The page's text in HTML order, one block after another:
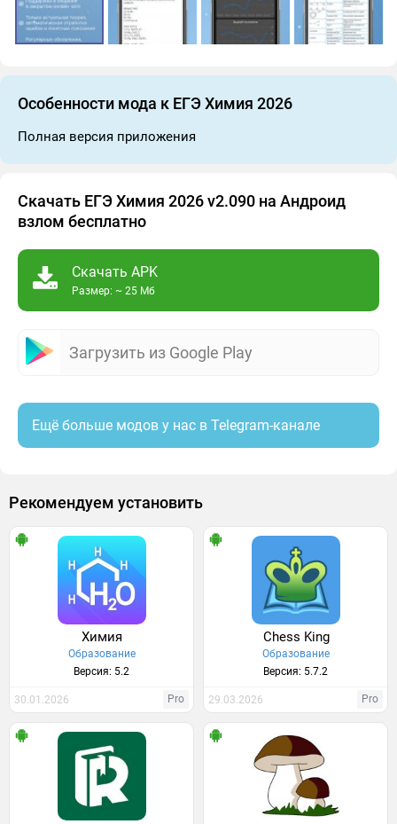
Особенности мода к ЕГЭ Химия 2026
Полная версия приложения
Скачать ЕГЭ Химия 2026 v2.090 на Андроид
взлом бесплатно
Скачать APK
Размер: ~ 25 Мб
Загрузить из Google Play
Ещё больше модов у нас в Telegram-канале
Рекомендуем установить
Химия
Образование
Версия: 5.2
30.01.2026 Pro
Chess King
Образование
Версия: 5.7.2
29.03.2026 Pro